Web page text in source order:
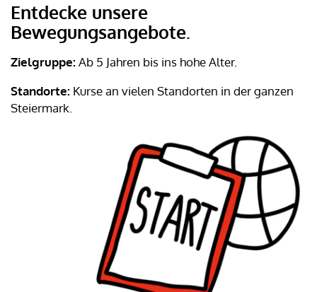
Entdecke unsere
Bewegungsangebote.
Zielgruppe: Ab 5 Jahren bis ins hohe Alter.
Standorte: Kurse an vielen Standorten in der ganzen
Steiermark.